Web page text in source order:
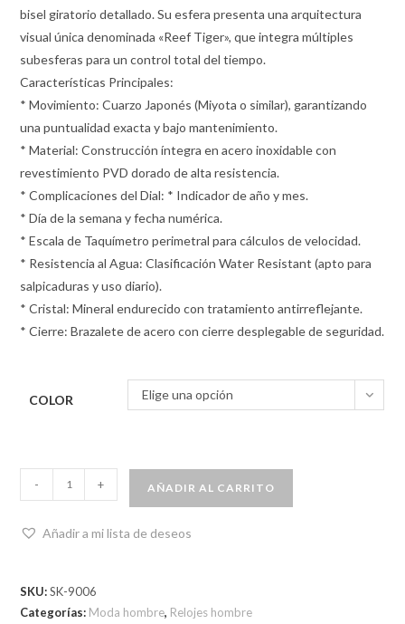
bisel giratorio detallado. Su esfera presenta una arquitectura
visual única denominada «Reef Tiger», que integra múltiples
subesferas para un control total del tiempo.
Características Principales:
* Movimiento: Cuarzo Japonés (Miyota o similar), garantizando
una puntualidad exacta y bajo mantenimiento.
* Material: Construcción íntegra en acero inoxidable con
revestimiento PVD dorado de alta resistencia.
* Complicaciones del Dial: * Indicador de año y mes.
* Día de la semana y fecha numérica.
* Escala de Taquímetro perimetral para cálculos de velocidad.
* Resistencia al Agua: Clasificación Water Resistant (apto para
salpicaduras y uso diario).
* Cristal: Mineral endurecido con tratamiento antirreflejante.
* Cierre: Brazalete de acero con cierre desplegable de seguridad.
COLOR Elige una opción
- + AÑADIR AL CARRITO
Añadir a mi lista de deseos
SKU:SK-9006
Categorías: Moda hombre, Relojes hombre